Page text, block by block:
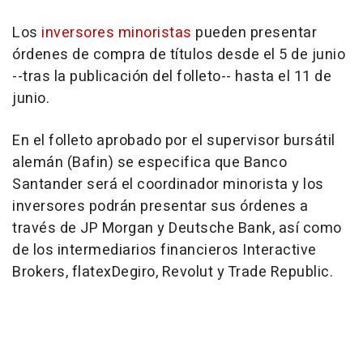
Los inversores minoristas pueden presentar
órdenes de compra de títulos desde el 5 de junio
--tras la publicación del folleto-- hasta el 11 de
junio.
En el folleto aprobado por el supervisor bursátil
alemán (Bafin) se especifica que Banco
Santander será el coordinador minorista y los
inversores podrán presentar sus órdenes a
través de JP Morgan y Deutsche Bank, así como
de los intermediarios financieros Interactive
Brokers, flatexDegiro, Revolut y Trade Republic.